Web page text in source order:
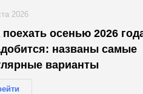
поехать осенью 2026
названы самые
варианты
2026